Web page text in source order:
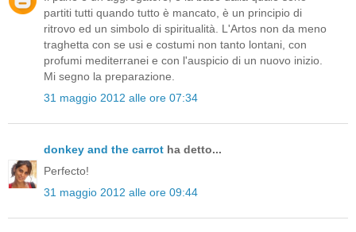
partiti tutti quando tutto è mancato, è un principio di
ritrovo ed un simbolo di spiritualità. L'Artos non da meno
traghetta con se usi e costumi non tanto lontani, con
profumi mediterranei e con l'auspicio di un nuovo inizio.
Mi segno la preparazione.
31 maggio 2012 alle ore 07:34
donkey and the carrot ha detto...
Perfecto!
31 maggio 2012 alle ore 09:44